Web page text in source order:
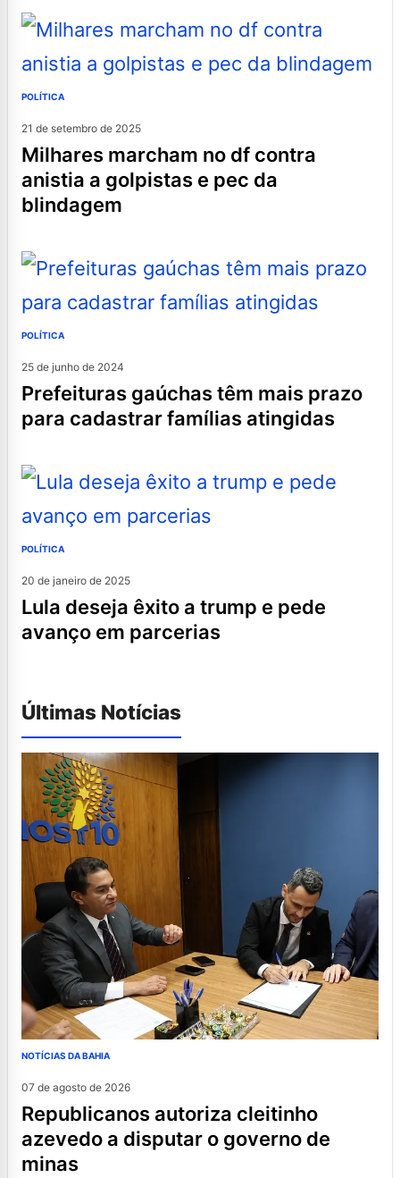
POLÍTICA
21 de setembro de 2025
milhares marcham no df contra
anistia a golpistas e pec da
blindagem
POLÍTICA
25 de junho de 2024
prefeituras gaúchas têm mais prazo
para cadastrar famílias atingidas
POLÍTICA
20 de janeiro de 2025
lula deseja êxito a trump e pede
avanço em parcerias
Últimas Notícias
NOTÍCIAS DA BAHIA
07 de agosto de 2026
republicanos autoriza cleitinho
azevedo a disputar o governo de
minas